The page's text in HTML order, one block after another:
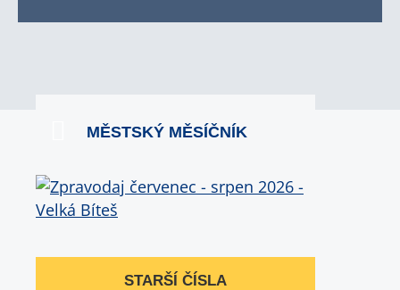
MĚSTSKÝ MĚSÍČNÍK
STARŠÍ ČÍSLA